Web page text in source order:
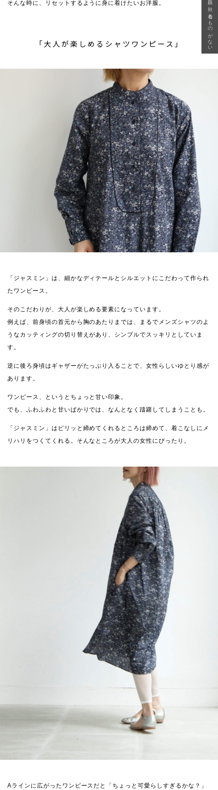
そんな時に、リセットするように身に着けたいお洋服。
「大人が楽しめるシャツワンピース」
「ジャスミン」は、細かなディテールとシルエットにこだわって作られ
たワンピース。
そのこだわりが、大人が楽しめる要素になっています。
例えば、前身頃の首元から胸のあたりまでは、まるでメンズシャツのよ
うなカッティングの切り替えがあり、シンプルでスッキリとしていま
す。
逆に後ろ身頃はギャザーがたっぷり入ることで、女性らしいゆとり感が
あります。
ワンピース、というとちょっと甘い印象。
でも、ふわふわと甘いばかりでは、なんとなく躊躇してしまうことも。
「ジャスミン」はピリッと締めてくれるところは締めて、着こなしにメ
リハリをつくてくれる。そんなところが大人の女性にぴったり。
Aラインに広がったワンピースだと「ちょっと可愛らしすぎるかな？」
急に秋、着るものがない